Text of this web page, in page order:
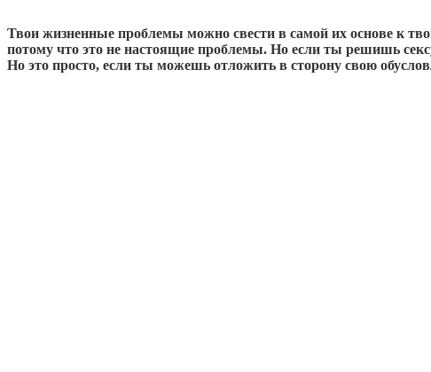
Твои жизненные проблемы можно свести в самой их основе к
потому что это не настоящие проблемы. Но если ты решишь
Но это просто, если ты можешь отложить в сторону свою